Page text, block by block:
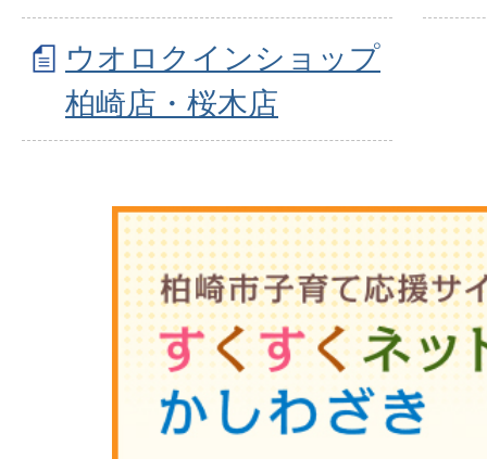
ウオロクインショップ
柏崎店・桜木店